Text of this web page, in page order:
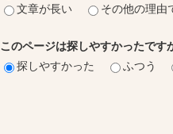
文章が長い
その他の理由
このページは探しやすかったです
探しやすかった
ふつう